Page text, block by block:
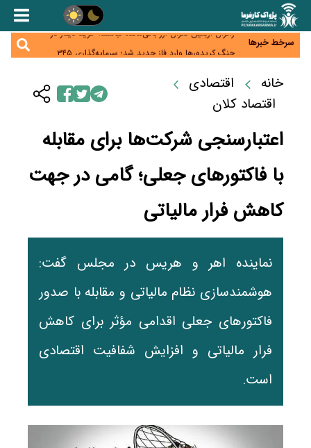
سرخط خبرها
همایش و مسابقه نذری ماه صفر برگزار شد
زائران اربعین نگران ارز باقی‌مانده نباشند؛ خرید دینار در
بانک‌ها و صرافی‌ها جنگ کریدورها وارد فاز جدید شد؛ سرمایه‌گذاری ۳۴۵
میلیارد دلاری اوراسیا تا ۲۰۳۵
شبکه کمتر توسعه می‌یابد
تأمین سرمایه در گردش بدون خلق نقدینگی؛ نقش
جدید سیاست‌های مالیاتی در حمایت از تولید
خانه
اقتصادی
اقتصاد کلان
اعتبارسنجی شرکت‌ها برای مقابله
با فاکتورهای جعلی؛ گامی در جهت
کاهش فرار مالیاتی
نماینده اهر و هریس در مجلس گفت:
هوشمندسازی نظام مالیاتی و مقابله با صدور
فاکتورهای جعلی اقدامی مؤثر برای کاهش
فرار مالیاتی و افزایش شفافیت اقتصادی
است.